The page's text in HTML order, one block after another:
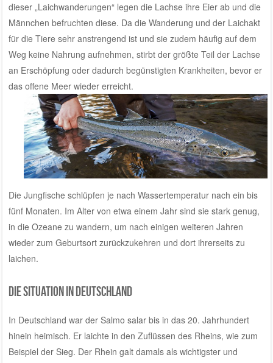
dieser „Laichwanderungen“ legen die Lachse ihre Eier ab und die
Männchen befruchten diese. Da die Wanderung und der Laichakt
für die Tiere sehr anstrengend ist und sie zudem häufig auf dem
Weg keine Nahrung aufnehmen, stirbt der größte Teil der Lachse
an Erschöpfung oder dadurch begünstigten Krankheiten, bevor er
das offene Meer wieder erreicht.
Die Jungfische schlüpfen je nach Wassertemperatur nach ein bis
fünf Monaten. Im Alter von etwa einem Jahr sind sie stark genug,
in die Ozeane zu wandern, um nach einigen weiteren Jahren
wieder zum Geburtsort zurückzukehren und dort ihrerseits zu
laichen.
Die Situation in Deutschland
In Deutschland war der Salmo salar bis in das 20. Jahrhundert
hinein heimisch. Er laichte in den Zuflüssen des Rheins, wie zum
Beispiel der Sieg. Der Rhein galt damals als wichtigster und